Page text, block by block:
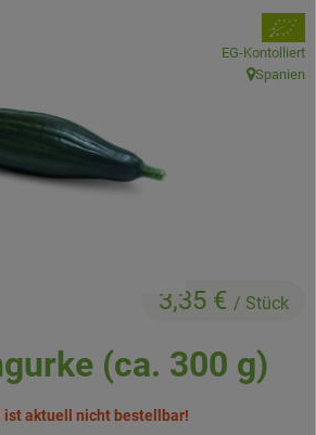
(ca. 300 g)
3,35 € / Stück
, Verband:
EG-Kontolliert
, Herkunft:
Spanien
ist aktuell nicht bestellbar!